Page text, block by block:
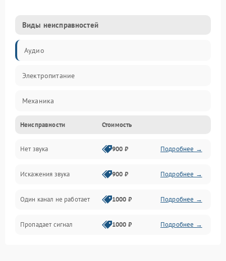
Виды неисправностей
Аудио
Электропитание
Механика
Управление
Корпус/Герметичность
Электронные компоненты
Неисправности Стоимость
Нет звука 900 ₽ Подробнее →
Искажения звука 900 ₽ Подробнее →
Один канал не работает 1000 ₽ Подробнее →
Пропадает сигнал 1000 ₽ Подробнее →